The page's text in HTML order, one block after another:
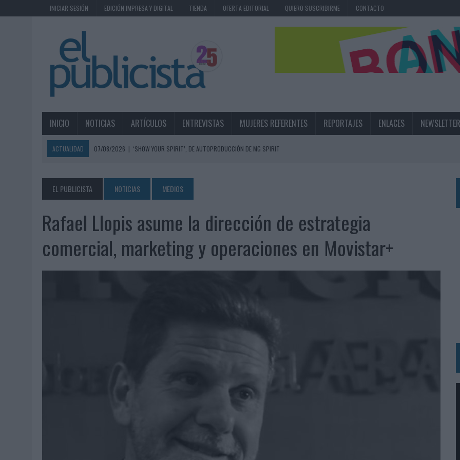
INICIAR SESIÓN EDICIÓN IMPRESA Y DIGITAL TIENDA OFERTA EDITORIAL QUIERO SUSCRIBIRME CONTACTO
INICIO NOTICIAS ARTÍCULOS ENTREVISTAS MUJERES REFERENTES REPORTAJES ENLACES NEWSLETTER
ACTUALIDAD 07/08/2026 | ‘SHOW YOUR SPIRIT’, DE AUTOPRODUCCIÓN DE MG SPIRIT
07/08/2026 | MG SPIRIT RELANZA SU MARCA CON UNA ESTRATEGIA 360º CENTRADA EN EL ORIGEN BARCELONÉS
07/08/2026
PATRÓN CONVIERTE EL NUEVO SINGLE DE ARÓN PIPER EN UNA EXPERIENCIA DE MARCA EN IBIZA
07/08/2026
EL VERANO PONE A PRUEBA LA ESTRATEGIA DIGITAL DE LAS MARCAS
07/08/2026
VUELING CONVIERTE LOS RECUERDOS EN SOUVENIRS CON IA
LA TELEVISIÓN SIGUE LIDERANDO EL CONSUMO DE MEDIOS EN VERANO Y SUPERA AL MÓVIL COMO DISPOSITIVO MÁS UTILIZADO
EL USO DE LA IA GENERATIVA ALCANZA YA AL 62% DE LOS ESPAÑOLES
LA IA ESTÁ SUBIENDO EL LISTÓN DE LA CREATIVIDAD
LOPESAN HOTELS & RESORTS ACERCA EL PARAÍSO CANARIO EN SU ÚLTIMA CAMPAÑA INTERNACIONAL
LUIS ARQUILLOS (BURGO DE ARIAS): “LA CONSTRUCCIÓN DE MARCA A LARGO PLAZO Y LA MEDICIÓN SON DOS CARAS DE LA MISMA
EL PUBLICISTA NOTICIAS MEDIOS
Rafael Llopis asume la dirección de estrategia
comercial, marketing y operaciones en Movistar+